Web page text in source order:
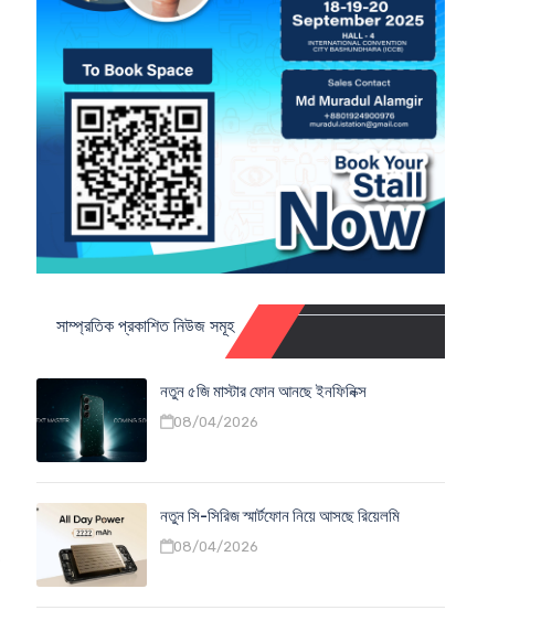
সাম্প্রতিক প্রকাশিত নিউজ সমূহ
নতুন ৫জি মাস্টার ফোন আনছে ইনফিনিক্স
08/04/2026
নতুন সি-সিরিজ স্মার্টফোন নিয়ে আসছে রিয়েলমি
08/04/2026